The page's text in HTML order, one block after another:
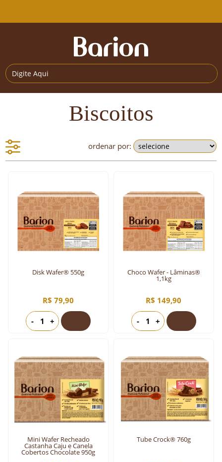
Biscoitos
ordenar por:
Disk Wafer® 550g
R$ 79,90
- +
Choco Wafer - Lâminas®
1,1kg
R$ 149,90
- +
Mini Wafer Recheado
Castanha Caju e Canela
Cobertos Chocolate 950g
Tube Crock® 760g